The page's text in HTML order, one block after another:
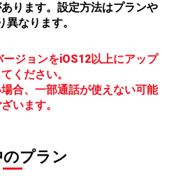
ります。設定方法はプランや
異なります。
ジョンをiOS12以上にアップ
ください。
合、一部通話が使えない可能
います。
のプラン